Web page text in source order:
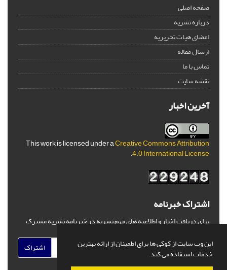
این وب سایت از کوکی ها برای اطمینان از ارائه بهترین
خدمات استفاده می کند.
صفحه اصلی
درباره نشریه
اعضای هیات تحریریه
ارسال مقاله
تماس با ما
نقشه سایت
آخرین اخبار
This work is licensed under aCreative Commons Attribution
4.0 International License
.
اشتراک خبرنامه
برای دریافت اخبار و اطلاعیه های مهم نشریه در خبرنامه نشریه مشترک
اشتراک